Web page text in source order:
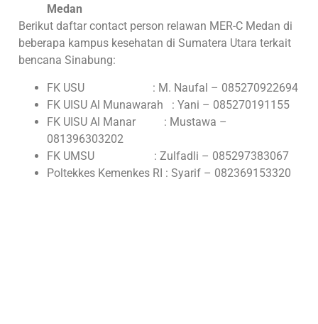
Medan
Berikut daftar contact person relawan MER-C Medan di
beberapa kampus kesehatan di Sumatera Utara terkait
bencana Sinabung:
FK USU : M. Naufal – 085270922694
FK UISU Al Munawarah : Yani – 085270191155
FK UISU Al Manar : Mustawa –
081396303202
FK UMSU : Zulfadli – 085297383067
Poltekkes Kemenkes RI : Syarif – 082369153320